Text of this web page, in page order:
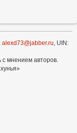
alexd73@jabber.ru, UIN:
мнением авторов.